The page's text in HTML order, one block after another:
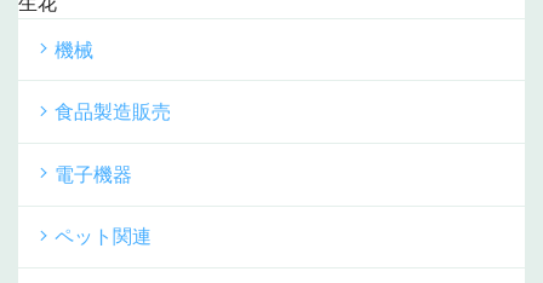
機械
食品製造販売
電子機器
ペット関連